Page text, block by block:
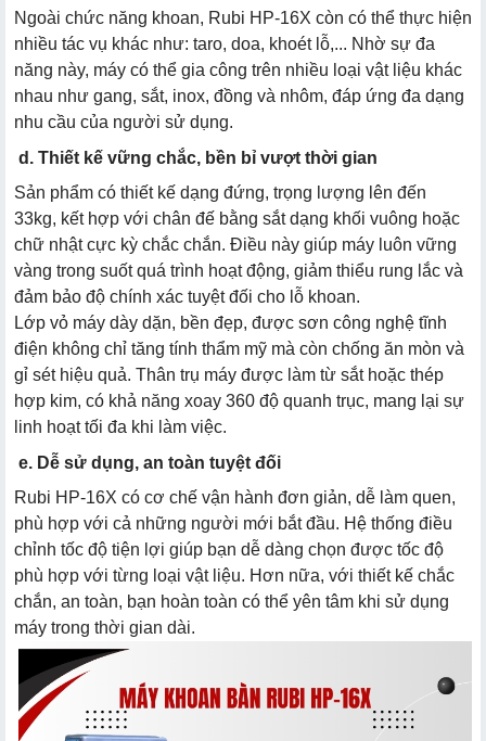
Ngoài chức năng khoan, Rubi HP-16X còn có thể thực hiện
nhiều tác vụ khác như: taro, doa, khoét lỗ,... Nhờ sự đa
năng này, máy có thể gia công trên nhiều loại vật liệu khác
nhau như gang, sắt, inox, đồng và nhôm, đáp ứng đa dạng
nhu cầu của người sử dụng.
d. Thiết kế vững chắc, bền bỉ vượt thời gian
Sản phẩm có thiết kế dạng đứng, trọng lượng lên đến
33kg, kết hợp với chân đế bằng sắt dạng khối vuông hoặc
chữ nhật cực kỳ chắc chắn. Điều này giúp máy luôn vững
vàng trong suốt quá trình hoạt động, giảm thiểu rung lắc và
đảm bảo độ chính xác tuyệt đối cho lỗ khoan.
Lớp vỏ máy dày dặn, bền đẹp, được sơn công nghệ tĩnh
điện không chỉ tăng tính thẩm mỹ mà còn chống ăn mòn và
gỉ sét hiệu quả. Thân trụ máy được làm từ sắt hoặc thép
hợp kim, có khả năng xoay 360 độ quanh trục, mang lại sự
linh hoạt tối đa khi làm việc.
e. Dễ sử dụng, an toàn tuyệt đối
Rubi HP-16X có cơ chế vận hành đơn giản, dễ làm quen,
phù hợp với cả những người mới bắt đầu. Hệ thống điều
chỉnh tốc độ tiện lợi giúp bạn dễ dàng chọn được tốc độ
phù hợp với từng loại vật liệu. Hơn nữa, với thiết kế chắc
chắn, an toàn, bạn hoàn toàn có thể yên tâm khi sử dụng
máy trong thời gian dài.